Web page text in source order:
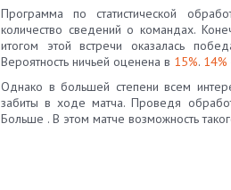
Программа по статистической
количество сведений о командах.
итогом этой встречи оказалась
Вероятность ничьей оценена в 15%. 14%
Однако в большей степени всем
забиты в ходе матча. Проведя
Больше . В этом матче возможность